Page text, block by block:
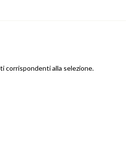
corrispondenti alla selezione.